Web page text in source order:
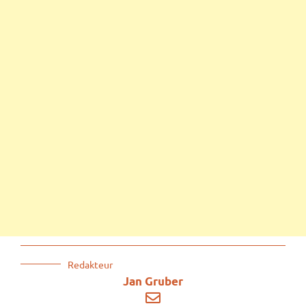
Redakteur
Jan Gruber